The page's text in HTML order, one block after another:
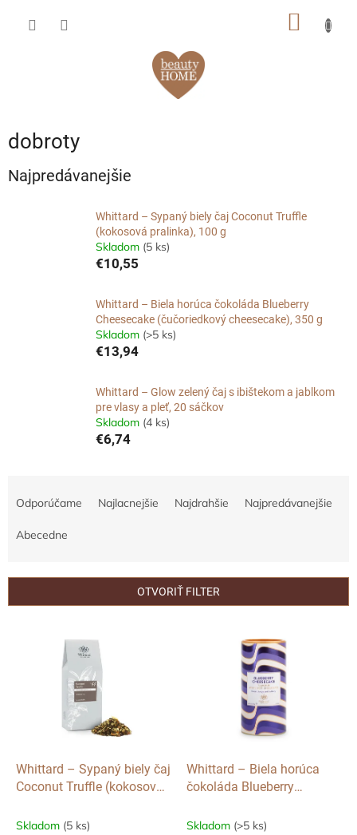
dobroty
Najpredávanejšie
Whittard – Sypaný biely čaj Coconut Truffle
(kokosová pralinka), 100 g
Skladom (5 ks)
€10,55
Whittard – Biela horúca čokoláda Blueberry
Cheesecake (čučoriedkový cheesecake), 350 g
Skladom (>5 ks)
€13,94
Whittard – Glow zelený čaj s ibištekom a jablkom
pre vlasy a pleť, 20 sáčkov
Skladom (4 ks)
€6,74
p
Odporúčame Najlacnejšie Najdrahšie Najpredávanejšie
Abecedne
OTVORIŤ FILTER
Whittard – Sypaný biely čaj
Coconut Truffle (kokosová
Skladom (5 ks)
Whittard – Biela horúca
čokoláda Blueberry
cheesecake), 350 g
Skladom (>5 ks)